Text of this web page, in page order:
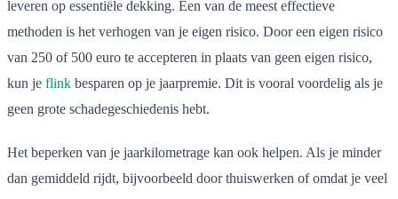
leveren op essentiële dekking. Een van de meest effectieve
methoden is het verhogen van je eigen risico. Door een eigen risico
van 250 of 500 euro te accepteren in plaats van geen eigen risico,
kun je flink besparen op je jaarpremie. Dit is vooral voordelig als je
geen grote schadegeschiedenis hebt.
Het beperken van je jaarkilometrage kan ook helpen. Als je minder
dan gemiddeld rijdt, bijvoorbeeld door thuiswerken of omdat je veel